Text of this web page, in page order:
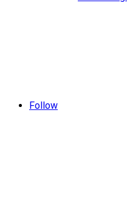
Follow